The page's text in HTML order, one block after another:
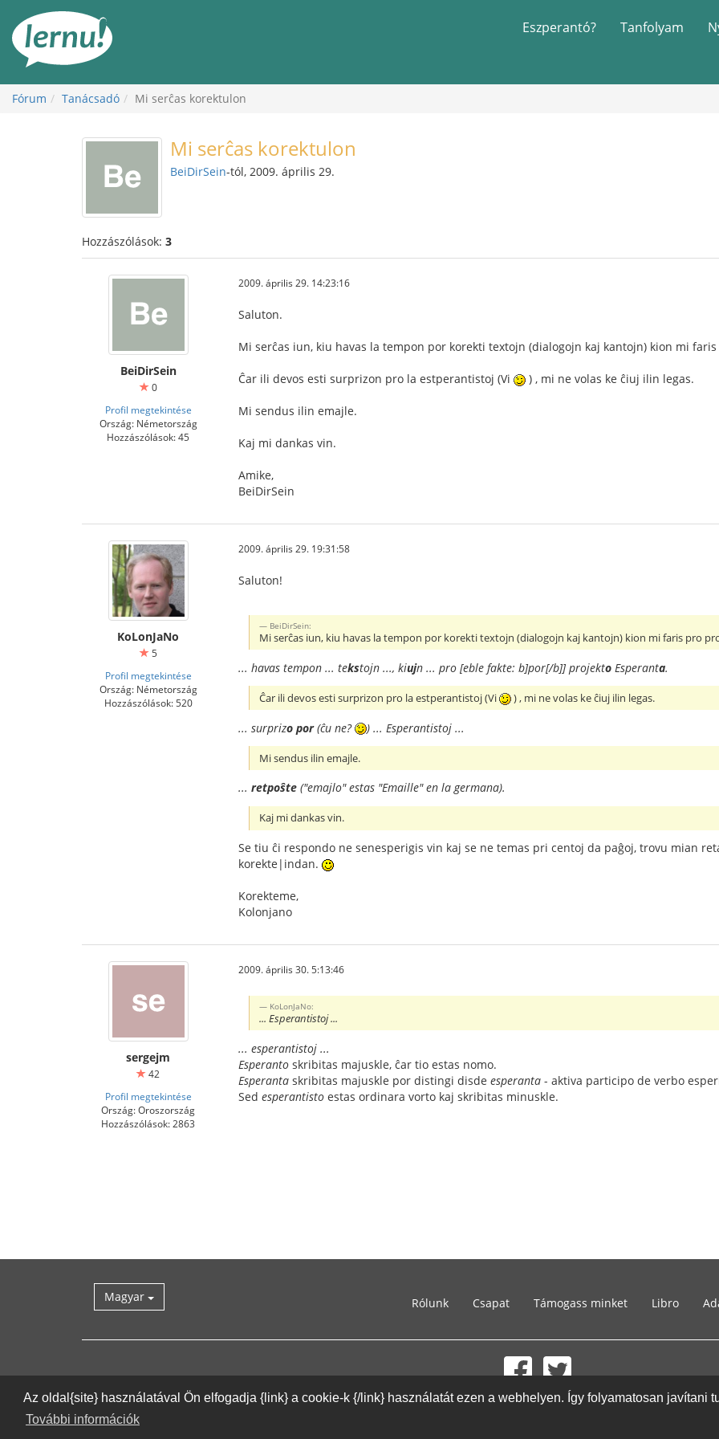
Az oldal{site} használatával Ön elfogadja {link} a cookie-k {/link} használatát ezen a webhelyen. Így folyamatosan javítani
További információk
Eszperantó? Tanfolyam
Fórum Tanácsadó Mi serĉas korektulon
Mi serĉas korektulon
BeiDirSein-tól, 2009. április 29.
Hozzászólások: 3
BeiDirSein
0
Profil megtekintése
Ország: Németország
Hozzászólások: 45
2009. április 29. 14:23:16
Saluton.
Mi serĉas iun, kiu havas la tempon por korekti textojn (dialogojn kaj kantojn) kion mi
Ĉar ili devos esti surprizon pro la estperantistoj (Vi ) , mi ne volas ke ĉiuj ilin legas.
Mi sendus ilin emajle.
Kaj mi dankas vin.
Amike,
BeiDirSein
KoLonJaNo
5
Profil megtekintése
Ország: Németország
Hozzászólások: 520
2009. április 29. 19:31:58
Saluton!
BeiDirSein:
Mi serĉas iun, kiu havas la tempon por korekti textojn (dialogojn kaj kantojn) kion mi faris pro
... havas tempon ... tekstojn ..., kiujn ... pro [eble fakte: b]por[/b]] projekto Esperanta.
Ĉar ili devos esti surprizon pro la estperantistoj (Vi ) , mi ne volas ke ĉiuj ilin legas.
... surprizo por(ĉu ne? ) ... Esperantistoj ...
Mi sendus ilin emajle.
... retpoŝte ("emajlo" estas "Emaille" en la germana).
Kaj mi dankas vin.
Se tiu ĉi respondo ne senesperigis vin kaj se ne temas pri centoj da paĝoj, trovu mian
korekte|indan.
Korekteme,
Kolonjano
sergejm
42
Profil megtekintése
Ország: Oroszország
Hozzászólások: 2863
2009. április 30. 5:13:46
KoLonJaNo:
... Esperantistoj ...
... esperantistoj ...
Esperanto skribitas majuskle, ĉar tio estas nomo.
Esperanta skribitas majuskle por distingi disde esperanta - aktiva participo de verbo
Sed esperantisto estas ordinara vorto kaj skribitas minuskle.
Magyar Rólunk Csapat Támogass minket Libro
© 2002-2026 lernu.net |Impressum